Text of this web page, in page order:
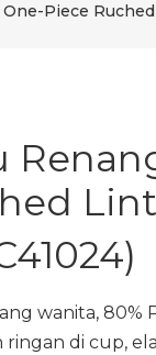
Piece
wanita, 80%
ringan di cup,